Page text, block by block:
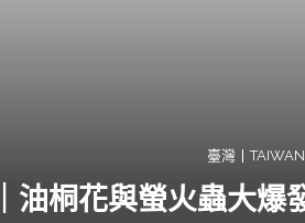
臺灣丨TAIWAN
油桐花與螢火蟲大